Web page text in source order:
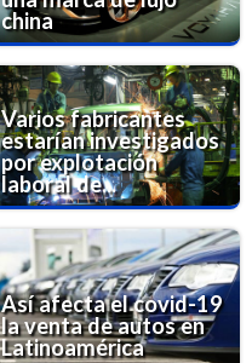
china
Varios fabricantes
estarían investigados
por explotación
laboral de...
Así afecta el covid-19
la venta de autos en
Latinoamérica